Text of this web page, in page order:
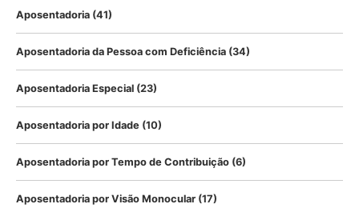
Aposentadoria (41)
Aposentadoria da Pessoa com Deficiência (34)
Aposentadoria Especial (23)
Aposentadoria por Idade (10)
Aposentadoria por Tempo de Contribuição (6)
Aposentadoria por Visão Monocular (17)